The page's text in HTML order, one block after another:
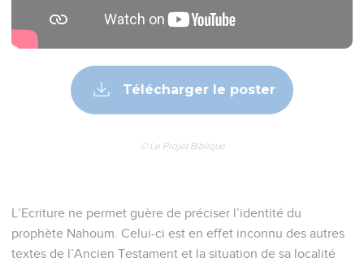
Télécharger le poster
© Le Projet Biblique
L’Ecriture ne permet guère de préciser l’identité du
prophète Nahoum. Celui-ci est en effet inconnu des autres
textes de l’Ancien Testament et la situation de sa localité